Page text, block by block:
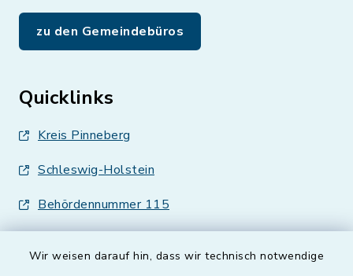
Wir weisen darauf hin, dass wir technisch notwendige
zu den Gemeindebüros
Quicklinks
Kreis Pinneberg
Schleswig-Holstein
Behördennummer 115